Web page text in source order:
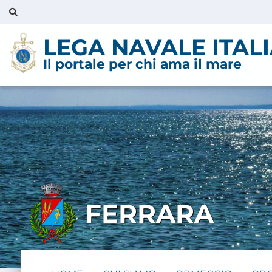
LEGA NAVALE
Il portale per chi ama il mare
FERRARA